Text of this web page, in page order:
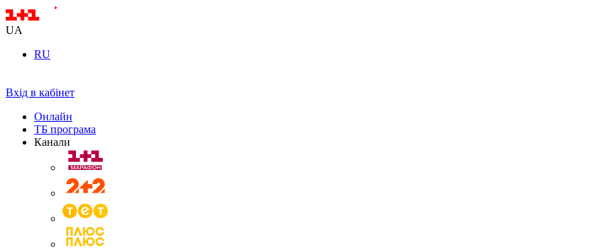
UA
RU
Вхід в кабінет
Онлайн
ТБ програма
Канали